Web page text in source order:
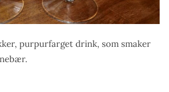
purpurfarget drink, som smaker